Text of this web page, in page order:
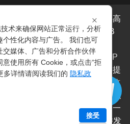
代理服务提供商，我们提供高
IP池流量包，价格最低2元/GB
3.5亿的动态住宅IP和机房IP，
持HTTP代理IP 和 Socks5代理IP
购买我们的服务即可享受穿云提
指纹
系统、网络测试、SEO等。穿云
动态机房IP服务，一
不限平台、不限带宽、不限并发
×
术来确保网站正常运行，分析
性化内容与广告。 我们也可
媒体、广告和分析合作伙伴
意使用所有 Cookie，或点击“拒
多详情请阅读我们的 隐私政
接受